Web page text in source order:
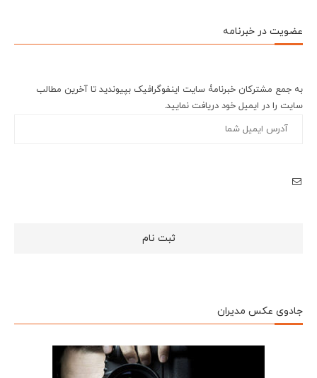
عضویت در خبرنامه
به جمع مشترکان خبرنامۀ سایت اینفوگرافیک بپیوندید تا آخرین مطالب
سایت را در ایمیل خود دریافت نمایید.
جادوی عکس مدیران